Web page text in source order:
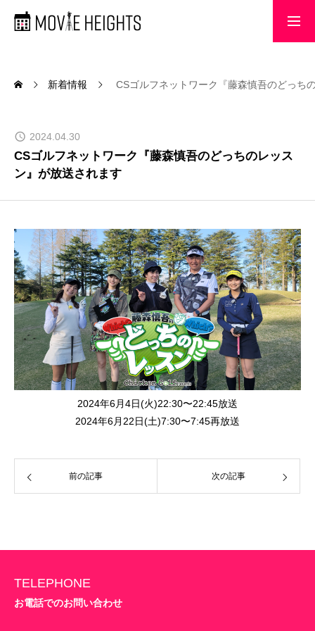
新着情報
会社概要
お問い合わせ
新着情報 CSゴルフネットワーク『藤森慎吾のどっち
2024.04.30
CSゴルフネットワーク『藤森慎吾のどっちのレッス
ン』が放送されます
2024年6月4日(火)22:30〜22:45放送
2024年6月22日(土)7:30〜7:45再放送
前の記事 次の記事
TELEPHONE
お電話でのお問い合わせ